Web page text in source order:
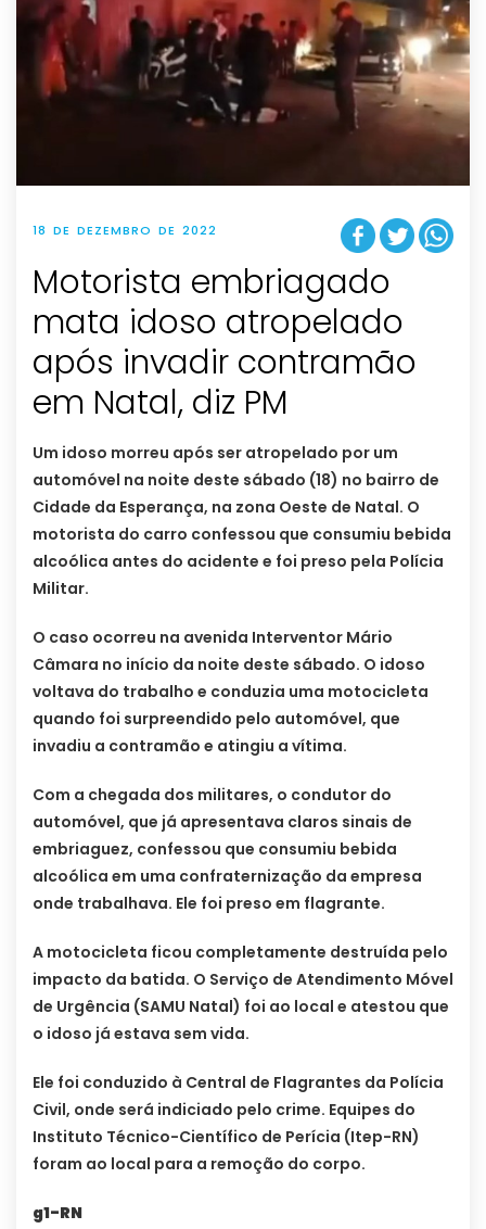
18 DE DEZEMBRO DE 2022
Motorista embriagado
mata idoso atropelado
após invadir contramão
em Natal, diz PM
Um idoso morreu após ser atropelado por um
automóvel na noite deste sábado (18) no bairro de
Cidade da Esperança, na zona Oeste de Natal. O
motorista do carro confessou que consumiu bebida
alcoólica antes do acidente e foi preso pela Polícia
Militar.
O caso ocorreu na avenida Interventor Mário
Câmara no início da noite deste sábado. O idoso
voltava do trabalho e conduzia uma motocicleta
quando foi surpreendido pelo automóvel, que
invadiu a contramão e atingiu a vítima.
Com a chegada dos militares, o condutor do
automóvel, que já apresentava claros sinais de
embriaguez, confessou que consumiu bebida
alcoólica em uma confraternização da empresa
onde trabalhava. Ele foi preso em flagrante.
A motocicleta ficou completamente destruída pelo
impacto da batida. O Serviço de Atendimento Móvel
de Urgência (SAMU Natal) foi ao local e atestou que
o idoso já estava sem vida.
Ele foi conduzido à Central de Flagrantes da Polícia
Civil, onde será indiciado pelo crime. Equipes do
Instituto Técnico-Científico de Perícia (Itep-RN)
foram ao local para a remoção do corpo.
g1-RN